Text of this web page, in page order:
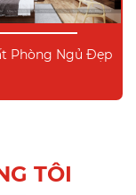
Phòng Ngủ Đẹp
TÔI